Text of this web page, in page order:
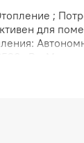
;
для
; Вид
Макс.